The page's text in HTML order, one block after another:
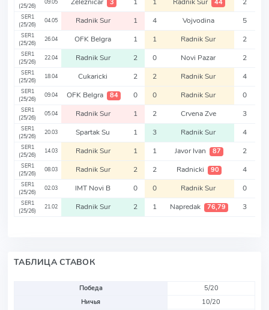
(25/26)
09.05 Zeleznicar 3 1 1 Radnik Sur 44 2
SER1
(25/26)
04.05 Radnik Sur 1 4 Vojvodina 5
SER1
(25/26)
26.04 OFK Belgra 1 1 Radnik Sur 2
SER1
(25/26)
22.04 Radnik Sur 2 0 Novi Pazar 2
SER1
(25/26)
18.04 Cukaricki 2 2 Radnik Sur 4
SER1
(25/26)
09.04 OFK Belgra 84 0 0 Radnik Sur 0
SER1
(25/26)
05.04 Radnik Sur 1 2 Crvena Zve 3
SER1
(25/26)
20.03 Spartak Su 1 3 Radnik Sur 4
SER1
(25/26)
14.03 Radnik Sur 1 1 Javor Ivan 87 2
SER1
(25/26)
08.03 Radnik Sur 2 2 Radnicki 90 4
SER1
(25/26)
02.03 IMT Novi B 0 0 Radnik Sur 0
SER1
(25/26)
21.02 Radnik Sur 2 1 Napredak 76,79 3
ТАБЛИЦА СТАВОК
Победа
5/20
Ничья
10/20